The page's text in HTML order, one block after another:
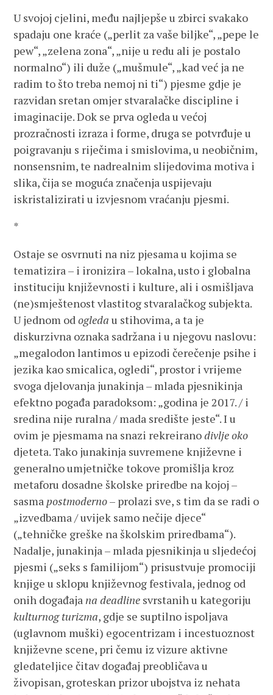
U svojoj cjelini, među najljepše u zbirci svakako
spadaju one kraće („perlit za vaše biljke“, „pepe le
pew“, „zelena zona“, „nije u redu ali je postalo
normalno“) ili duže („mušmule“, „kad već ja ne
radim to što treba nemoj ni ti“) pjesme gdje je
razvidan sretan omjer stvaralačke discipline i
imaginacije. Dok se prva ogleda u većoj
prozračnosti izraza i forme, druga se potvrđuje u
poigravanju s riječima i smislovima, u neobičnim,
nonsensnim, te nadrealnim slijedovima motiva i
slika, čija se moguća značenja uspijevaju
iskristalizirati u izvjesnom vraćanju pjesmi.
*
Ostaje se osvrnuti na niz pjesama u kojima se
tematizira – i ironizira – lokalna, usto i globalna
instituciju književnosti i kulture, ali i osmišljava
(ne)smještenost vlastitog stvaralačkog subjekta.
U jednom odogleda u stihovima, a ta je
diskurzivna oznaka sadržana i u njegovu naslovu:
„megalodon lantimos u epizodi čerečenje psihe i
jezika kao smicalica, ogledi“, prostor i vrijeme
svoga djelovanja junakinja – mlada pjesnikinja
efektno pogađa paradoksom: „godina je 2017. / i
sredina nije ruralna / mada središte jeste“. I u
ovim je pjesmama na snazi rekreiranodivlje oko
djeteta. Tako junakinja suvremene književne i
generalno umjetničke tokove promišlja kroz
metaforu dosadne školske priredbe na kojoj –
sasma postmoderno– prolazi sve, s tim da se radi o
„izvedbama / uvijek samo nečije djece“
(„tehničke greške na školskim priredbama“).
Nadalje, junakinja – mlada pjesnikinja u sljedećoj
pjesmi („seks s familijom“) prisustvuje promociji
knjige u sklopu književnog festivala, jednog od
onih događaja na deadline svrstanih u kategoriju
kulturnog turizma, gdje se suptilno ispoljava
(uglavnom muški) egocentrizam i incestuoznost
književne scene, pri čemu iz vizure aktivne
gledateljice čitav događaj preobličava u
živopisan, groteskan prizor ubojstva iz nehata